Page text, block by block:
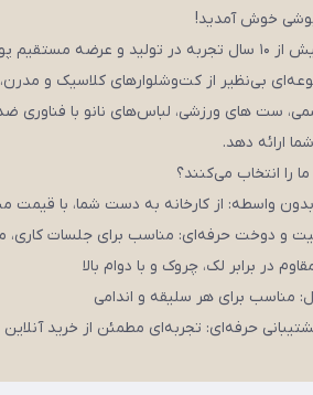
خوش آمدید!
پوشاک مردانه،
بی‌نظیر از کت‌وشلوارهای کلاسیک و
ست های ورزشی، لباس‌های نانو با فناوری
ارائه دهد.
را انتخاب می‌کنند؟
واسطه: از کارخانه به دست شما، با قیمت
و دوخت حرفه‌ای: مناسب برای جلسات کاری،
در برابر لک، چروک و با دوام بالا
مناسب برای هر سلیقه و اندامی
حرفه‌ای: تجربه‌ای مطمئن از خرید آنلاین